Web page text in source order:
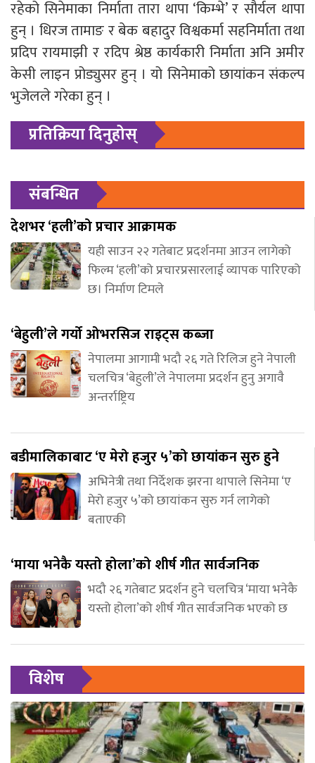
रहेको सिनेमाका निर्माता तारा थापा ‘किम्भे’ र सौर्यल थापा
हुन् । धिरज तामाङ र बेक बहादुर विश्वकर्मा सहनिर्माता तथा
प्रदिप रायमाझी र रदिप श्रेष्ठ कार्यकारी निर्माता अनि अमीर
केसी लाइन प्रोड्युसर हुन् । यो सिनेमाको छायांकन संकल्प
भुजेलले गरेका हुन् ।
प्रतिक्रिया दिनुहोस्
संबन्धित
देशभर ‘हली’को प्रचार आक्रामक
यही साउन २२ गतेबाट प्रदर्शनमा आउन लागेको
फिल्म ‘हली’को प्रचारप्रसारलाई व्यापक पारिएको
छ। निर्माण टिमले
‘बेहुली’ले गर्यो ओभरसिज राइट्स कब्जा
नेपालमा आगामी भदौ २६ गते रिलिज हुने नेपाली
चलचित्र ‘बेहुली’ले नेपालमा प्रदर्शन हुनु अगावै
अन्तर्राष्ट्रिय
बडीमालिकाबाट ‘ए मेरो हजुर ५’को छायांकन सुरु हुने
अभिनेत्री तथा निर्देशक झरना थापाले सिनेमा ‘ए
मेरो हजुर ५’को छायांकन सुरु गर्न लागेको
बताएकी
‘माया भनेकै यस्तो होला’को शीर्ष गीत सार्वजनिक
भदौ २६ गतेबाट प्रदर्शन हुने चलचित्र ‘माया भनेकै
यस्तो होला’को शीर्ष गीत सार्वजनिक भएको छ
विशेष